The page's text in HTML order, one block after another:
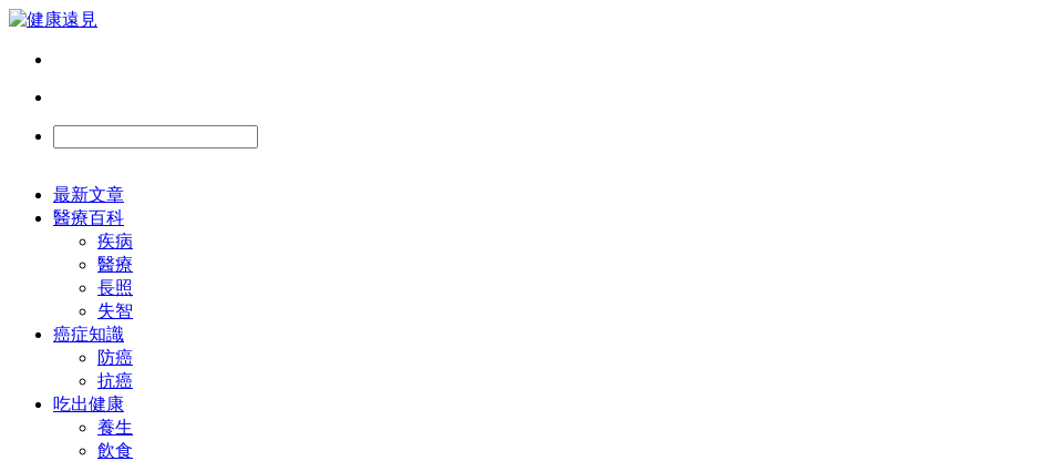
最新文章
醫療百科
疾病
醫療
長照
失智
癌症知識
防癌
抗癌
吃出健康
養生
飲食